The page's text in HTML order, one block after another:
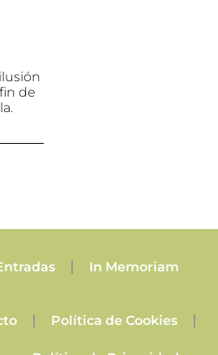
de
In Memoriam
Política de Cookies